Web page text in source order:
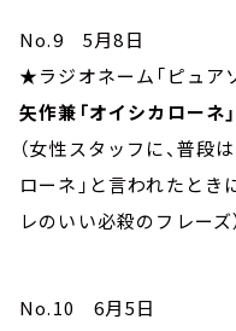
No.9 5月8日
★ラジオネーム「ピュア
矢作兼「オイシカローネ」
（女性スタッフに、普段
ローネ」と言われたとき
レのいい必殺のフレーズ
No.10 6月5日